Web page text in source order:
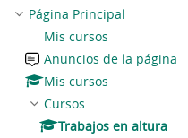
Página Principal
Mis cursos
Anuncios de la página
Mis cursos
Cursos
Trabajos en altura